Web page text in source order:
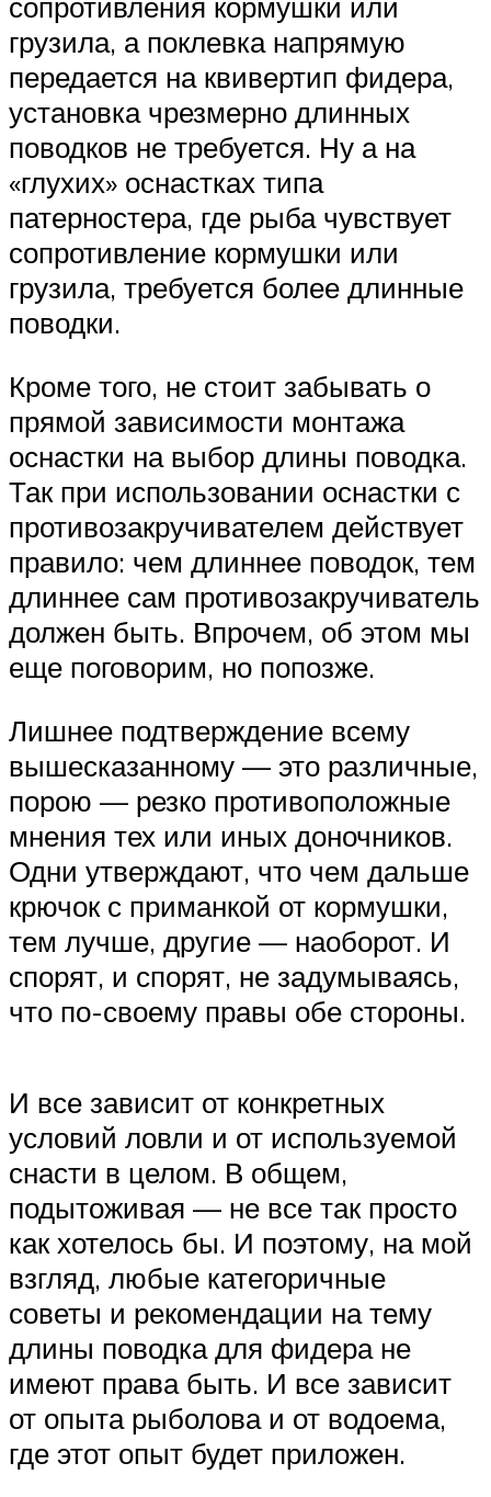
грузила, а поклевка напрямую
передается на квивертип фидера,
установка чрезмерно длинных
поводков не требуется. Ну а на
«глухих» оснастках типа
патерностера, где рыба чувствует
сопротивление кормушки или
грузила, требуется более длинные
поводки.
Кроме того, не стоит забывать о
прямой зависимости монтажа
оснастки на выбор длины поводка.
Так при использовании оснастки с
противозакручивателем действует
правило: чем длиннее поводок, тем
длиннее сам противозакручиватель
должен быть. Впрочем, об этом мы
еще поговорим, но попозже.
Лишнее подтверждение всему
вышесказанному — это различные,
порою — резко противоположные
мнения тех или иных доночников.
Одни утверждают, что чем дальше
крючок с приманкой от кормушки,
тем лучше, другие — наоборот. И
спорят, и спорят, не задумываясь,
что по-своему правы обе стороны.
И все зависит от конкретных
условий ловли и от используемой
снасти в целом. В общем,
подытоживая — не все так просто
как хотелось бы. И поэтому, на мой
взгляд, любые категоричные
советы и рекомендации на тему
длины поводка для фидера не
имеют права быть. И все зависит
от опыта рыболова и от водоема,
где этот опыт будет приложен.